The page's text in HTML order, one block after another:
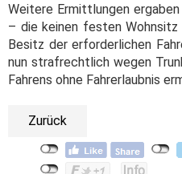
Weitere Ermittlungen
– die keinen festen
Besitz der erforderlichen
nun strafrechtlich wegen
Fahrens ohne Fahrerlaubnis
Zurück